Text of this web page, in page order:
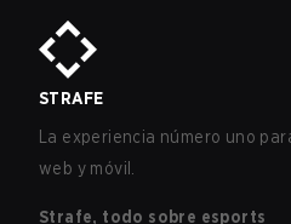
STRAFE
La experiencia número uno
web y móvil.
Strafe, todo sobre esports